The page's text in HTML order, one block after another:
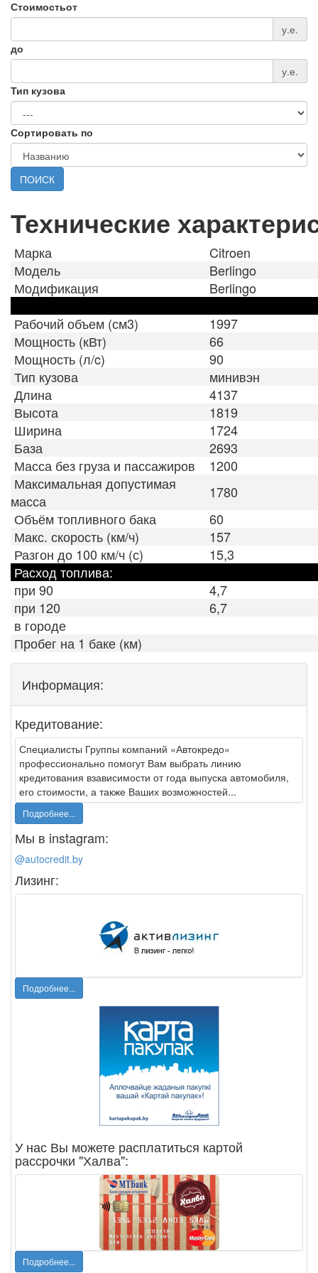
Стоимостьот
у.е.
до
у.е.
Тип кузова
Сортировать по
ПОИСК
Технические
Марка
Citroen
Модель
Berlingo
Модификация
Berlingo
Рабочий объем (см3)
1997
Мощность (кВт)
66
Мощность (л/c)
90
Тип кузова
минивэн
Длина
4137
Высота
1819
Ширина
1724
База
2693
Масса без груза и пассажиров
1200
Максимальная допустимая
масса
1780
Объём топливного бака
60
Макс. скорость (км/ч)
157
Разгон до 100 км/ч (с)
15,3
Расход топлива:
при 90
4,7
при 120
6,7
в городе
Пробег на 1 баке (км)
Информация:
Кредитование:
Специалисты Группы компаний «Автокредо»
профессионально помогут Вам выбрать линию
кредитования взависимости от года выпуска автомобиля,
его стоимости, а также Ваших возможностей...
Подробнее...
Мы в instagram:
@autocredit.by
Лизинг:
Подробнее...
У нас Вы можете расплатиться картой
рассрочки "Халва":
Подробнее...